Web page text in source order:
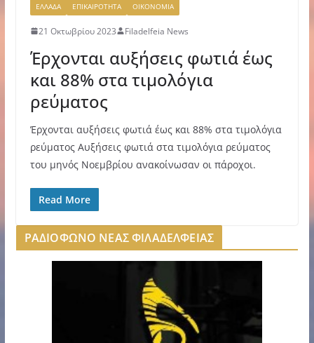
ΕΛΛΑΔΑ ΕΠΙΚΑΙΡΟΤΗΤΑ ΟΙΚΟΝΟΜΙΑ
21 Οκτωβρίου 2023 Filadelfeia News
Έρχονται αυξήσεις φωτιά έως
και 88% στα τιμολόγια
ρεύματος
Έρχονται αυξήσεις φωτιά έως και 88% στα τιμολόγια
ρεύματος Αυξήσεις φωτιά στα τιμολόγια ρεύματος
του μηνός Νοεμβρίου ανακοίνωσαν οι πάροχοι.
Read More
ΡΑΔΙΟΦΩΝΟ ΝΕΑΣ ΦΙΛΑΔΕΛΦΕΙΑΣ